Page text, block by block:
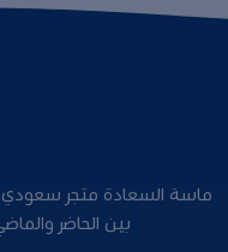
ماسة السعادة متجر سعودي
بين الحاضر